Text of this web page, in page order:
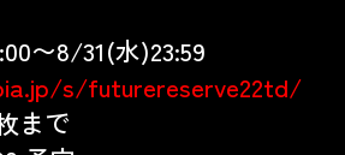
〜8/31(水)23:59
s/futurereserve22td/
まで